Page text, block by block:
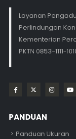
Layanan
Perlindungan
Kementerian
PKTN 0853-1111-
PANDUAN
Panduan Ukuran